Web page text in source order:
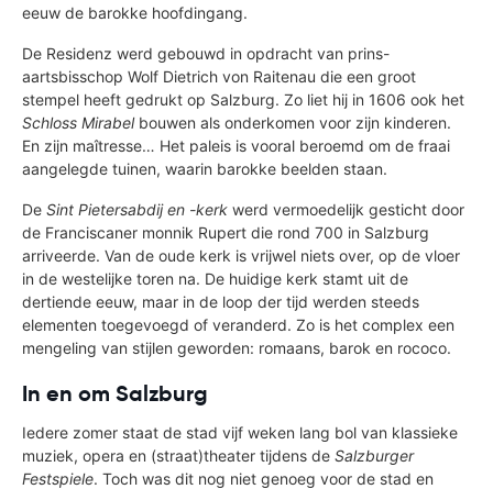
eeuw de barokke hoofdingang.
De Residenz werd gebouwd in opdracht van prins-
aartsbisschop Wolf Dietrich von Raitenau die een groot
stempel heeft gedrukt op Salzburg. Zo liet hij in 1606 ook het
Schloss Mirabelbouwen als onderkomen voor zijn kinderen.
En zijn maîtresse… Het paleis is vooral beroemd om de fraai
aangelegde tuinen, waarin barokke beelden staan.
De Sint Pietersabdij en -kerk werd vermoedelijk gesticht door
de Franciscaner monnik Rupert die rond 700 in Salzburg
arriveerde. Van de oude kerk is vrijwel niets over, op de vloer
in de westelijke toren na. De huidige kerk stamt uit de
dertiende eeuw, maar in de loop der tijd werden steeds
elementen toegevoegd of veranderd. Zo is het complex een
mengeling van stijlen geworden: romaans, barok en rococo.
In en om Salzburg
Iedere zomer staat de stad vijf weken lang bol van klassieke
muziek, opera en (straat)theater tijdens de Salzburger
Festspiele. Toch was dit nog niet genoeg voor de stad en